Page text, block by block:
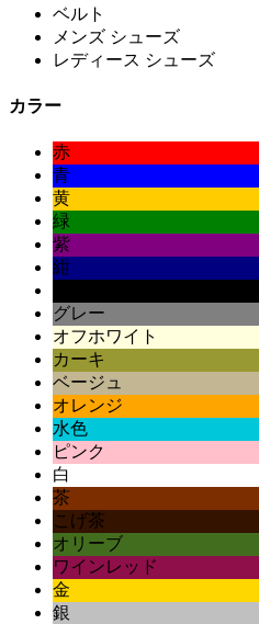
ベルト
メンズ シューズ
レディース シューズ
カラー
赤
青
黄
緑
紫
紺
グレー
オフホワイト
カーキ
ベージュ
オレンジ
水色
ピンク
白
茶
こげ茶
オリーブ
ワインレッド
金
銀